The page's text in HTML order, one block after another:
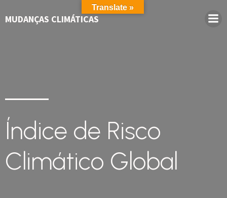
MUDANÇAS CLIMÁTICAS
Índice de Risco
Climático Global
Translate »